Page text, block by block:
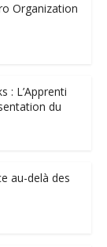
Organization
: L’Apprenti
du
au-delà des